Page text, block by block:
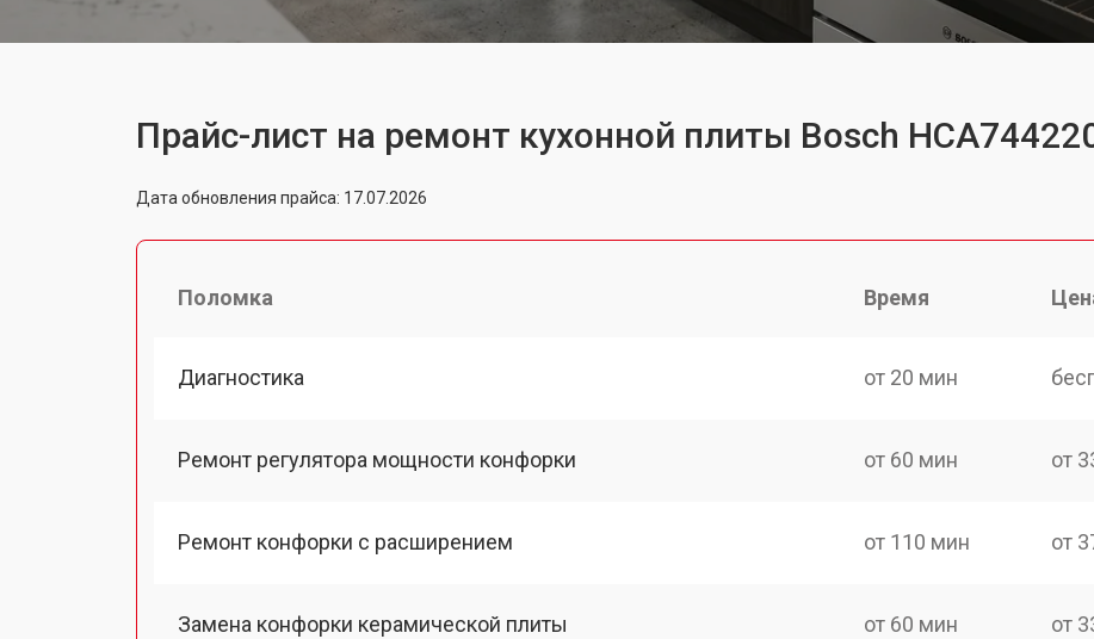
Прайс-лист на ремонт кухонной плиты Bosch
Дата обновления прайса: 17.07.2026
Поломка Время
Диагностика от 20 мин
Ремонт регулятора мощности конфорки от 60 мин от
Ремонт конфорки с расширением от 110 мин от
Замена конфорки керамической плиты от 60 мин от